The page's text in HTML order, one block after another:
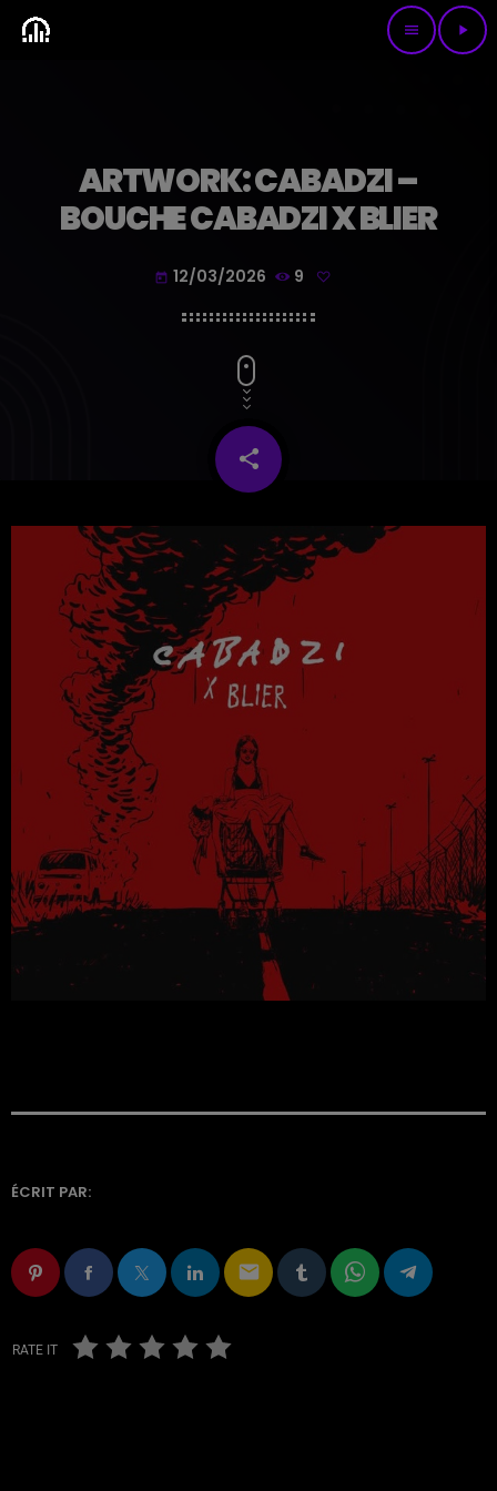
menu play_arrow
ARTWORK: CABADZI –
BOUCHE CABADZI X BLIER
today 12/03/2026 9
share
email
ÉCRIT PAR:
email
RATE IT